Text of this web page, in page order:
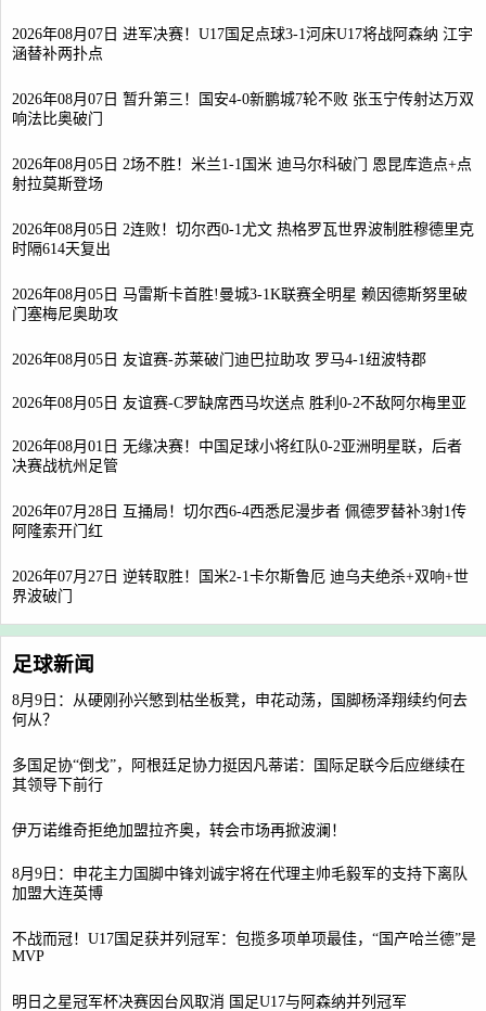
2026年08月07日 进军决赛！U17国足点球3-1河床U17将战阿森纳 江宇
涵替补两扑点
2026年08月07日 暂升第三！国安4-0新鹏城7轮不败 张玉宁传射达万双
响法比奥破门
2026年08月05日 2场不胜！米兰1-1国米 迪马尔科破门 恩昆库造点+点
射拉莫斯登场
2026年08月05日 2连败！切尔西0-1尤文 热格罗瓦世界波制胜穆德里克
时隔614天复出
2026年08月05日 马雷斯卡首胜!曼城3-1K联赛全明星 赖因德斯努里破
门塞梅尼奥助攻
2026年08月05日 友谊赛-苏莱破门迪巴拉助攻 罗马4-1纽波特郡
2026年08月05日 友谊赛-C罗缺席西马坎送点 胜利0-2不敌阿尔梅里亚
2026年08月01日 无缘决赛！中国足球小将红队0-2亚洲明星联，后者
决赛战杭州足管
2026年07月28日 互捅局！切尔西6-4西悉尼漫步者 佩德罗替补3射1传
阿隆索开门红
2026年07月27日 逆转取胜！国米2-1卡尔斯鲁厄 迪乌夫绝杀+双响+世
界波破门
足球新闻
8月9日：从硬刚孙兴慜到枯坐板凳，申花动荡，国脚杨泽翔续约何去
何从？
多国足协“倒戈”，阿根廷足协力挺因凡蒂诺：国际足联今后应继续在
其领导下前行
伊万诺维奇拒绝加盟拉齐奥，转会市场再掀波澜！
8月9日：申花主力国脚中锋刘诚宇将在代理主帅毛毅军的支持下离队
加盟大连英博
不战而冠！U17国足获并列冠军：包揽多项单项最佳，“国产哈兰德”是
MVP
明日之星冠军杯决赛因台风取消 国足U17与阿森纳并列冠军